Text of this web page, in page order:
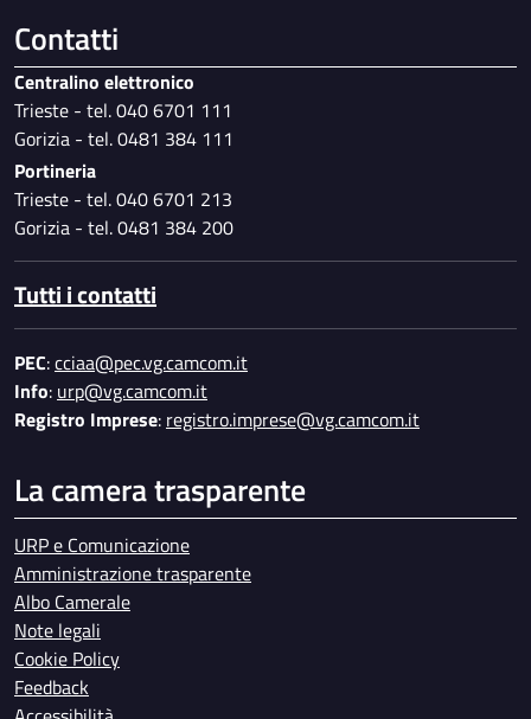
Contatti
Centralino elettronico
Trieste - tel. 040 6701 111
Gorizia - tel. 0481 384 111
Portineria
Trieste - tel. 040 6701 213
Gorizia - tel. 0481 384 200
Tutti i contatti
PEC:cciaa@pec.vg.camcom.it
Info: urp@vg.camcom.it
Registro Imprese: registro.imprese@vg.camcom.it
La camera trasparente
URP e Comunicazione
Amministrazione trasparente
Albo Camerale
Note legali
Cookie Policy
Feedback